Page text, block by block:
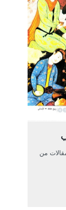
/ مقالات من